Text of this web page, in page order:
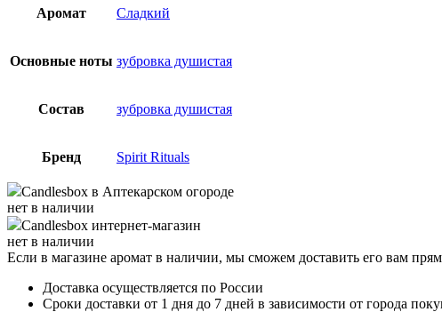
Аромат Сладкий
Основные ноты зубровка душистая
Состав зубровка душистая
Бренд Spirit Rituals
Candlesbox в Аптекарском огороде
нет в наличии
Candlesbox интернет-магазин
нет в наличии
Если в магазине аромат в наличии, мы сможем доставить его вам
Доставка осуществляется по России
Сроки доставки от 1 дня до 7 дней в зависимости от города